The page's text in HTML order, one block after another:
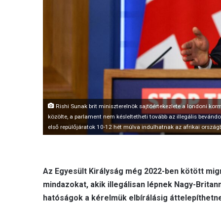
Rishi Sunak brit miniszterelnök sajtóértekezlete a londoni
közölte, a parlament nem késleltetheti tovább az illegális
első repülőjáratok 10-12 hét múlva indulhatnak az afrikai
Az Egyesült Királyság még 2022-ben kötött
mindazokat, akik illegálisan lépnek Nagy-
hatóságok a kérelmük elbírálásig